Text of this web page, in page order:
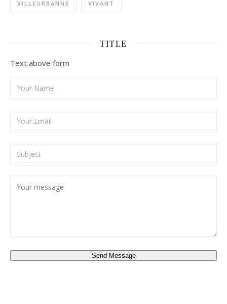
VILLEURBANNE VIVANT
TITLE
Text above form
Send Message